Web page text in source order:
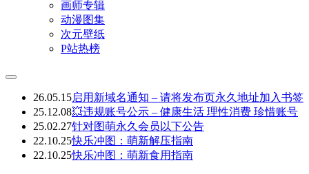
画师专辑
动漫图集
次元壁纸
P站热榜
26.05.15启用新域名通知 – 请将发布页永久地址加入书签
25.12.08💥违规账号公示 – 健康生活 理性消费 珍惜账号
25.02.27针对图萌永久会员以下公告
22.10.25快乐冲图：萌新解压指南
22.10.25快乐冲图：萌新食用指南